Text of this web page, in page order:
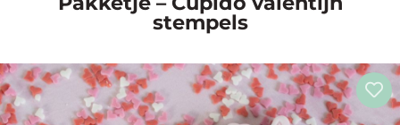
Nieuwe
producten
stempels